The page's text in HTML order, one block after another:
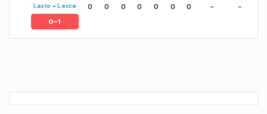
Lazio -Lecce
0-1
0 0 0 0 0 0 0 - -